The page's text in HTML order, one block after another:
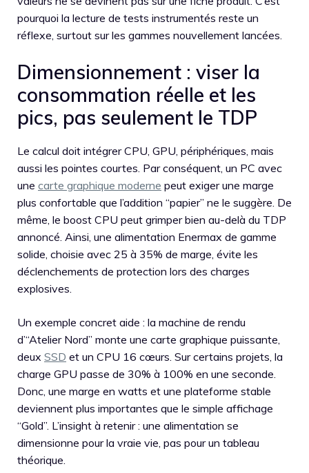
pourquoi la lecture de tests instrumentés reste un
réflexe, surtout sur les gammes nouvellement lancées.
Dimensionnement : viser la
consommation réelle et les
pics, pas seulement le TDP
Le calcul doit intégrer CPU, GPU, périphériques, mais
aussi les pointes courtes. Par conséquent, un PC avec
une carte graphique moderne peut exiger une marge
plus confortable que l’addition “papier” ne le suggère. De
même, le boost CPU peut grimper bien au-delà du TDP
annoncé. Ainsi, une alimentation Enermax de gamme
solide, choisie avec 25 à 35% de marge, évite les
déclenchements de protection lors des charges
explosives.
Un exemple concret aide : la machine de rendu
d’“Atelier Nord” monte une carte graphique puissante,
deux SSD et un CPU 16 cœurs. Sur certains projets, la
charge GPU passe de 30% à 100% en une seconde.
Donc, une marge en watts et une plateforme stable
deviennent plus importantes que le simple affichage
“Gold”. L’insight à retenir : une alimentation se
dimensionne pour la vraie vie, pas pour un tableau
théorique.